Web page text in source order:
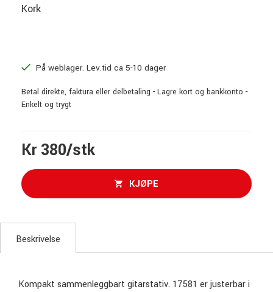
Kork
På weblager. Lev.tid ca 5-10 dager
Betal direkte, faktura eller delbetaling - Lagre kort og bankkonto -
Enkelt og trygt
Kr 380/stk
KJØPE
Beskrivelse
Kompakt sammenleggbart gitarstativ. 17581 er justerbar i